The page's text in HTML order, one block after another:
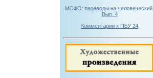
МСФО: переводы на человеческий.
Вып. 4
Комментарии к ПБУ 24